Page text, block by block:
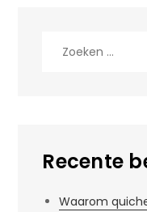
Recente
Waarom